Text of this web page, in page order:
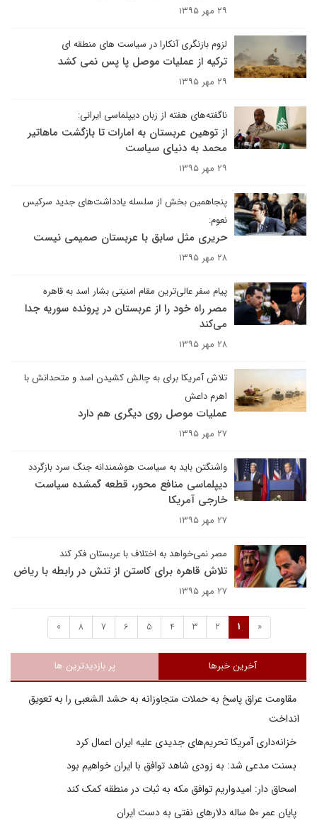
۲۹ مهر ۱۳۹۵
لزوم بازنگری آنکارا در سیاست های منطقه ای
ترکیه از عملیات موصل پا پس نمی کشد
۲۹ مهر ۱۳۹۵
ناگفته‌های هفته از زبان دیپلماسی ایرانی:
از توهین عربستان به امارات تا بازگشت ماهاتیر
محمد به دنیای سیاست
۲۹ مهر ۱۳۹۵
پنجاهمین بخش از سلسله یادداشت‌های جدید سرکیس
نعوم:
حریری مثل سابق با عربستان صمیمی نیست
۲۸ مهر ۱۳۹۵
پیام سفر عالی‌ترین مقام امنیتی بشار اسد به قاهره
مصر راه خود را از عربستان در پرونده سوریه جدا
می‌کند
۲۸ مهر ۱۳۹۵
تلاش آمریکا برای به چالش کشیدن اسد و متحدانش با
اهرم داعش
عملیات موصل روی دیگری هم دارد
۲۷ مهر ۱۳۹۵
واشنگتن باید به سیاست هوشمندانه جنگ سرد بازگردد
دیپلماسی منافع محور، قطعه گمشده سیاست
خارجی آمریکا
۲۷ مهر ۱۳۹۵
مصر نمی‌خواهد به اختلاف با عربستان فکر کند
تلاش قاهره برای کاستن از تنش در رابطه با ریاض
۲۷ مهر ۱۳۹۵
«
1
2
3
4
5
6
7
8
»
آخرین خبرها پر بازدیدترین ها
مقاومت عراق پاسخ به حملات متجاوزانه به حشد الشعبی را به تعویق
انداخت
خزانه‌داری آمریکا تحریم‌های جدیدی علیه ایران اعمال کرد
بسنت مدعی شد: به زودی شاهد توافق با ایران خواهیم بود
اسحاق دار: امیدواریم توافق مکه به ثبات در منطقه کمک کند
پایان عمر ۵۰ ساله دلارهای نفتی به دست ایران